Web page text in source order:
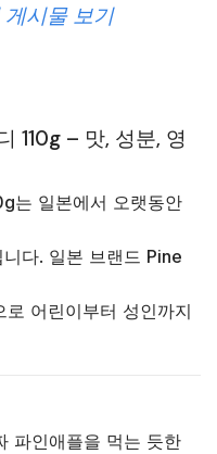
시물 보기
110g – 맛, 성분, 영
는 일본에서 오랫동안
다. 일본 브랜드 Pine
로 어린이부터 성인까지
파인애플을 먹는 듯한